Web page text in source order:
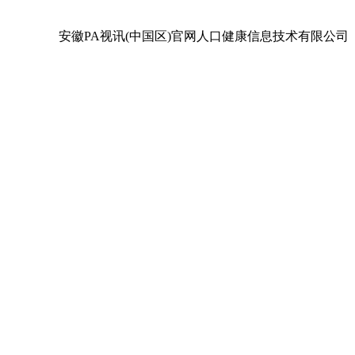
安徽PA视讯(中国区)官网人口健康信息技术有限公司